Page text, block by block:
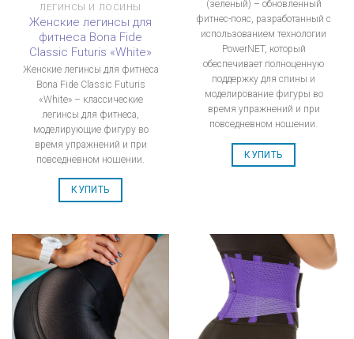
ЛЕГИНСЫ И ЛОСИНЫ
Женские легинсы для
фитнеса Bona Fide
Classic Futuris «White»
Женские легинсы для фитнеса
Bona Fide Classic Futuris
«White» – классические
легинсы для фитнеса,
моделирующие фигуру во
время упражнений и при
повседневном ношении.
КУПИТЬ
(зеленый) – обновленный
фитнес-пояс, разработанный с
использованием технологии
PowerNET, который
обеспечивает полноценную
поддержку для спины и
моделирование фигуры во
время упражнений и при
повседневном ношении.
КУПИТЬ